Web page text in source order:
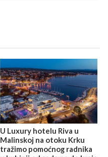
U Luxury hotelu Riva u
Malinskoj na otoku Krku
tražimo pomoćnog radnika